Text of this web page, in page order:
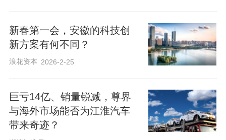
新春第一会，安徽的科技创
新方案有何不同？
浪花资本 2026-2-25
巨亏14亿、销量锐减，尊界
与海外市场能否为江淮汽车
带来奇迹？